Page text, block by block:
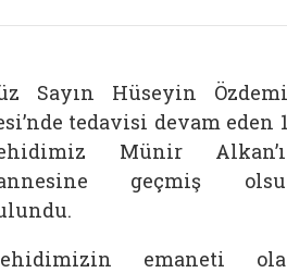
Sayın Hüseyin
tedavisi devam eden
Münir
geçmiş
emaneti